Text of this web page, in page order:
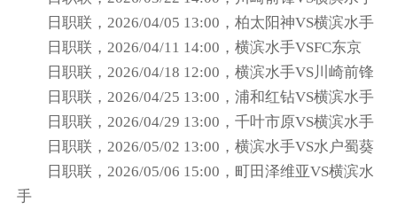
日职联，2026/04/05 13:00，柏太阳神VS横滨水手
日职联，2026/04/11 14:00，横滨水手VSFC东京
日职联，2026/04/18 12:00，横滨水手VS川崎前锋
日职联，2026/04/25 13:00，浦和红钻VS横滨水手
日职联，2026/04/29 13:00，千叶市原VS横滨水手
日职联，2026/05/02 13:00，横滨水手VS水户蜀葵
日职联，2026/05/06 15:00，町田泽维亚VS横滨水
手